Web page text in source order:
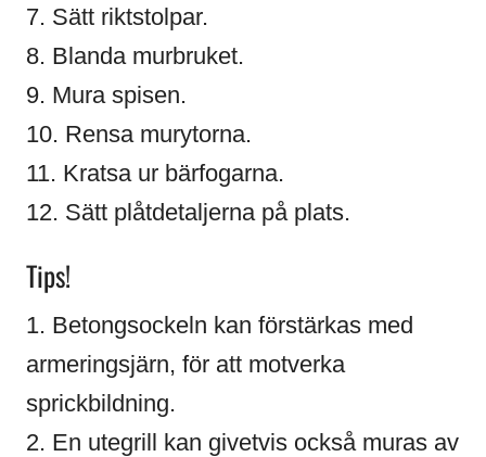
7. Sätt riktstolpar.
8. Blanda murbruket.
9. Mura spisen.
10. Rensa murytorna.
11. Kratsa ur bärfogarna.
12. Sätt plåtdetaljerna på plats.
Tips!
1. Betongsockeln kan förstärkas med
armeringsjärn, för att motverka
sprickbildning.
2. En utegrill kan givetvis också muras av